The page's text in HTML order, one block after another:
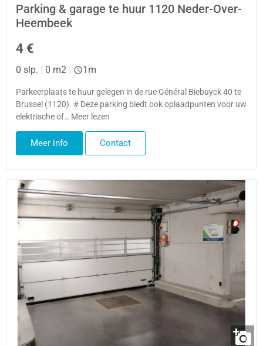
Parking & garage te huur 1120 Neder-Over-
Heembeek
4 €
0 slp. 0 m2 1m
Parkeerplaats te huur gelegen in de rue Général Biebuyck 40 te
Brussel (1120). # Deze parking biedt ook oplaadpunten voor uw
elektrische of… Meer lezen
Meer info Contact